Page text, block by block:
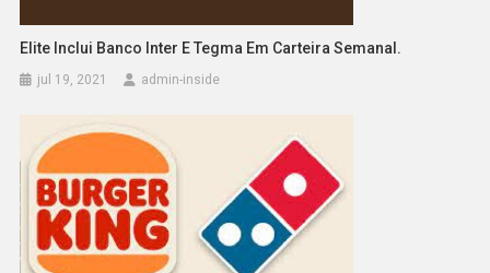
Elite Inclui Banco Inter E Tegma Em Carteira Semanal.
jul 19, 2021 admin-inside